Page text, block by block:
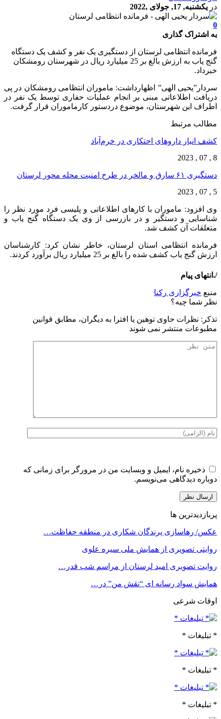
در یکشنبه, 17, جولای ,2022
0
به اشتراک گذاری
فرمانده انتظامی لرستان از دستگیری یک نفر و کشف یک دستگاه
گنج یاب به ارزش بالغ بر 25 میلیارد ریال در شهرستان رومشکان
خبرداد.
سردار”یحیی الهی” اظهارداشت: ماموران انتظامی رومشکان در پی
دریافت اطلاعاتی مبنی بر انجام عملیات حفاری توسط یک نفر در
اطراف این شهرستان، موضوع دردستور کارماموران قرار گرفت.
مطالب مرتبط
کشف انبار داروهای احتکاری در خرم‌آباد
8 , 07 , 2023
دستگیری ۶۱ سارق و مالخر در طرح امنیت محله محور لرستان
5 , 07 , 2023
وی افزود: ماموران با کارهای اطلاعاتی و پلیسی فرد مورد نظر را
شناسایی و دستگیر و در بازرسی از وی یک دستگاه گنج یاب و
متعلقات آن کشف شد.
فرمانده انتظامی استان لرستان، خاطر نشان کرد: کارشناسان
ارزش گنج یاب کشف شده را بالغ بر 25 میلیارد ریال برآورد کردند.
/.انتهای پیام
منبع خبرگزاری رکنا
نظر شما چیه؟
تذكر: نظرات حاوی توهين يا افترا به ديگران، مطابق قوانين
مطبوعات منتشر نمی شوند
ذخیره نام، ایمیل و وبسایت من در مرورگر برای زمانی که
دوباره دیدگاهی می‌نویسم.
پربازدیدترین ها
عکس/ رهاسازی پرندگان شکاری در منطقه حفاظت…
روایتی تصویری از همایش ملی سیره علوی
روایت تصویری امید لرستان از مراسم شب قدر…
همایش سواد رسانه ای “نقش من” در…
اوقات شرعی
* تبلیغات *
* تبلیغات *
* تبلیغات *